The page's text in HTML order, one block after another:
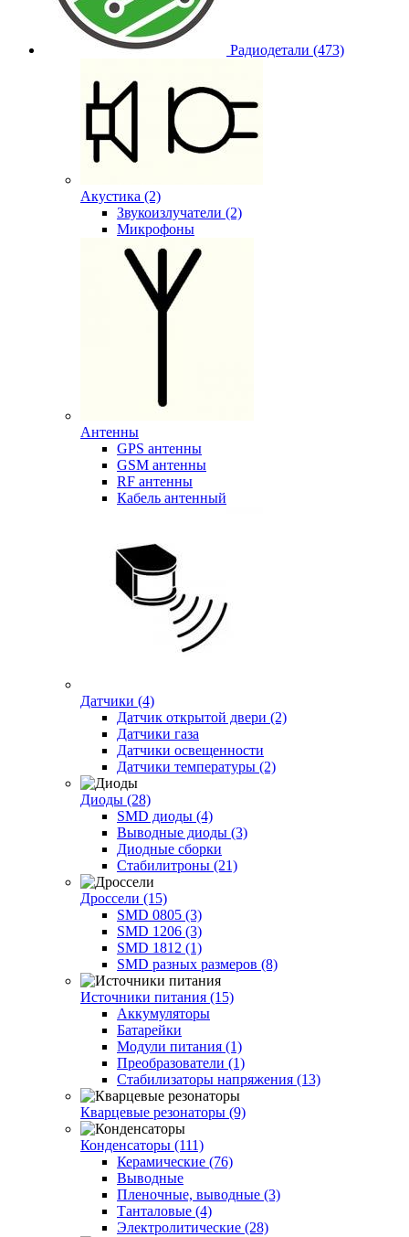
Радиодетали (473)
Акустика (2)
Звукоизлучатели (2)
Микрофоны
Антенны
GPS антенны
GSM антенны
RF антенны
Кабель антенный
Датчики (4)
Датчик открытой двери (2)
Датчики газа
Датчики освещенности
Датчики температуры (2)
Диоды (28)
SMD диоды (4)
Выводные диоды (3)
Диодные сборки
Стабилитроны (21)
Дроссели (15)
SMD 0805 (3)
SMD 1206 (3)
SMD 1812 (1)
SMD разных размеров (8)
Источники питания (15)
Аккумуляторы
Батарейки
Модули питания (1)
Преобразователи (1)
Стабилизаторы напряжения (13)
Кварцевые резонаторы (9)
Конденсаторы (111)
Керамические (76)
Выводные
Пленочные, выводные (3)
Танталовые (4)
Электролитические (28)